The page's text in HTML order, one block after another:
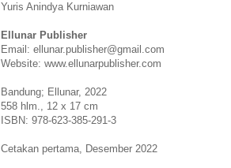
Yuris Anindya Kurniawan
Ellunar Publisher
Email: ellunar.publisher@gmail.com
Website: www.ellunarpublisher.com
Bandung; Ellunar, 2022
558 hlm., 12 x 17 cm
ISBN: 978-623-385-291-3
Cetakan pertama, Desember 2022